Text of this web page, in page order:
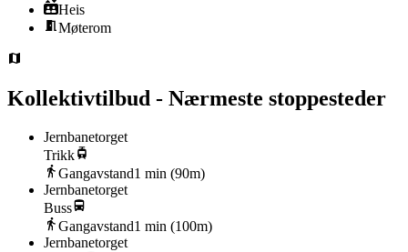
Heis
Møterom
Kollektivtilbud - Nærmeste stoppesteder
Jernbanetorget
Trikk
Gangavstand1 min (90m)
Jernbanetorget
Buss
Gangavstand1 min (100m)
Jernbanetorget